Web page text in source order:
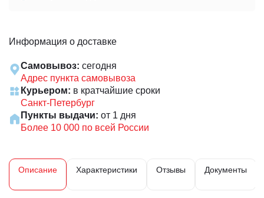
Информация о доставке
Самовывоз: сегодня
Адрес пункта самовывоза
Курьером: в кратчайшие сроки
Санкт-Петербург
Пункты выдачи: от 1 дня
Более 10 000 по всей России
Описание Характеристики Отзывы Документы